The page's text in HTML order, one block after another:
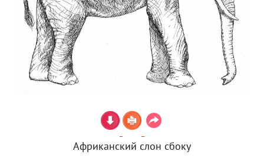
Африканский слон сбоку